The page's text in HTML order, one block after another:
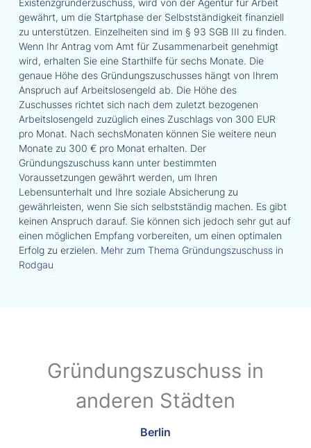
Existenzgründerzuschuss, wird von der Agentur für Arbeit
gewährt, um die Startphase der Selbstständigkeit finanziell
zu unterstützen. Einzelheiten sind im § 93 SGB III zu finden.
Wenn Ihr Antrag vom Amt für Zusammenarbeit genehmigt
wird, erhalten Sie eine Starthilfe für sechs Monate. Die
genaue Höhe des Gründungszuschusses hängt von Ihrem
Anspruch auf Arbeitslosengeld ab. Die Höhe des
Zuschusses richtet sich nach dem zuletzt bezogenen
Arbeitslosengeld zuzüglich eines Zuschlags von 300 EUR
pro Monat. Nach sechsMonaten können Sie weitere neun
Monate zu 300 € pro Monat erhalten. Der
Gründungszuschuss kann unter bestimmten
Voraussetzungen gewährt werden, um Ihren
Lebensunterhalt und Ihre soziale Absicherung zu
gewährleisten, wenn Sie sich selbstständig machen. Es gibt
keinen Anspruch darauf. Sie können sich jedoch sehr gut auf
einen möglichen Empfang vorbereiten, um einen optimalen
Erfolg zu erzielen. Mehr zum Thema Gründungszuschuss in
Rodgau
Gründungszuschuss in
anderen Städten
Berlin